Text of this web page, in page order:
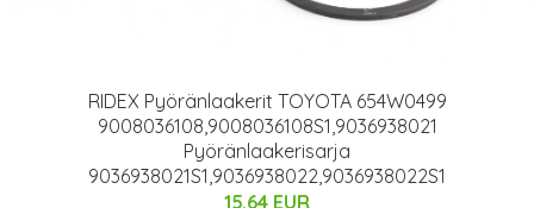
RIDEX Pyöränlaakerit TOYOTA 654W0499
9008036108,9008036108S1,9036938021
Pyöränlaakerisarja
9036938021S1,9036938022,9036938022S1
15.64 EUR